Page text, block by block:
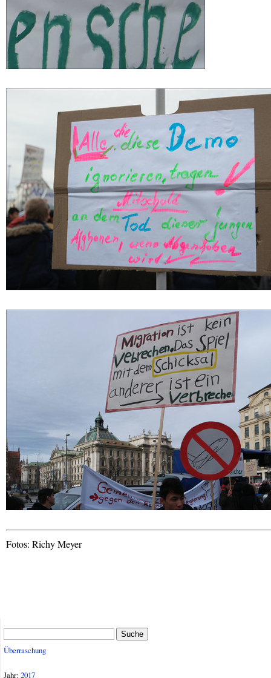
Fotos: Richy Meyer
Suche
Überraschung
Jahr: 2017